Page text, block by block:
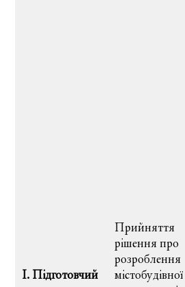
І. Підготовчий
Прийняття
рішення про
розроблення
містобудівної